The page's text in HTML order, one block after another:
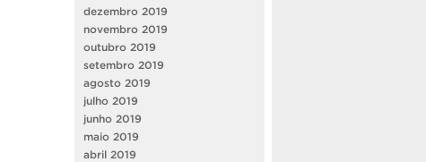
dezembro 2019
novembro 2019
outubro 2019
setembro 2019
agosto 2019
julho 2019
junho 2019
maio 2019
abril 2019